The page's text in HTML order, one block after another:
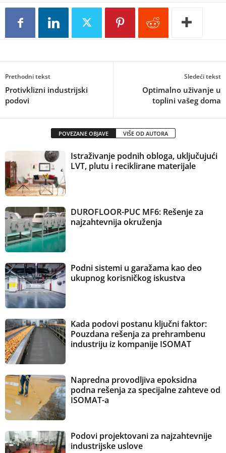
Prethodni tekst
Protivklizni industrijski
podovi
Sledeći tekst
Optimalno uživanje u
toplini vašeg doma
POVEZANE OBJAVE VIŠE OD AUTORA
Istraživanje podnih obloga, uključujući
LVT, plutu i reciklirane materijale
DUROFLOOR-PUC MF6: Rešenje za
najzahtevnija okruženja
Podni sistemi u garažama kao deo
ukupnog korisničkog iskustva
Kada podovi postanu ključni faktor:
Pouzdana rešenja za prehrambenu
industriju iz kompanije ISOMAT
Napredna provodljiva epoksidna
podna rešenja za specijalne zahteve od
ISOMAT-a
Podovi projektovani za najzahtevnije
industrijske uslove